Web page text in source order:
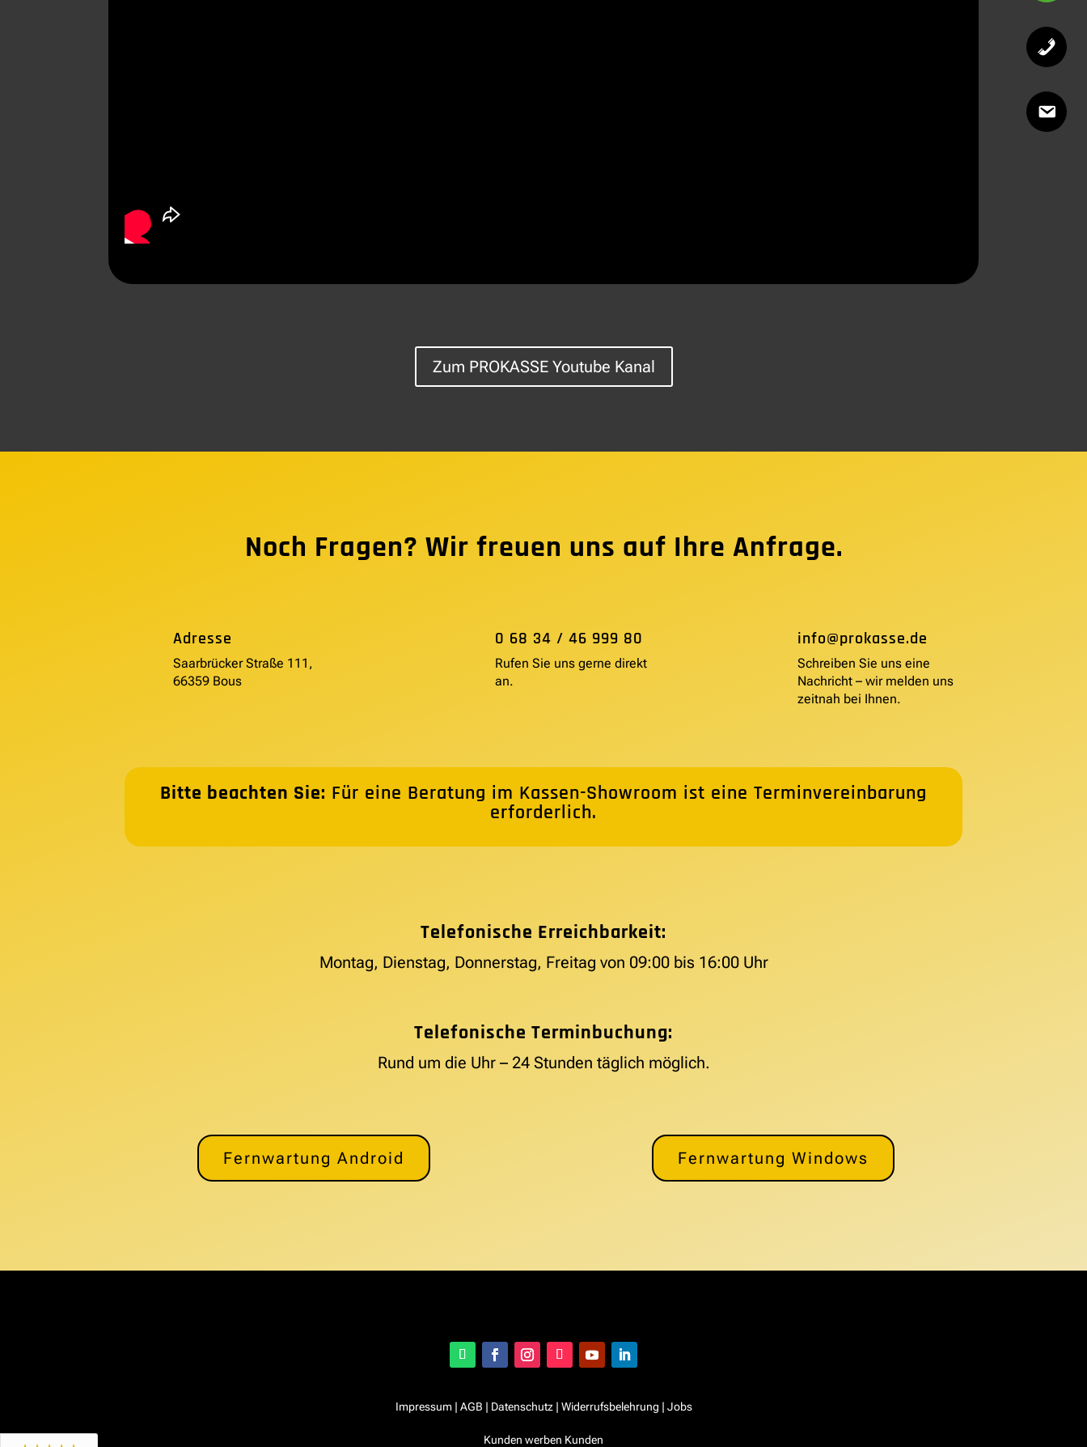
Zum PROKASSE Youtube Kanal
Noch Fragen? Wir freuen uns auf Ihre Anfrage.
Adresse
Saarbrücker Straße 111,
66359 Bous
0 68 34 / 46 999 80
Rufen Sie uns gerne direkt
an.
info@prokasse.de
Schreiben Sie uns eine
Nachricht – wir melden uns
zeitnah bei Ihnen.
Bitte beachten Sie: Für eine Beratung im Kassen-Showroom ist eine Terminvereinbarung
erforderlich.
Telefonische Erreichbarkeit:
Montag, Dienstag, Donnerstag, Freitag von 09:00 bis 16:00 Uhr
Telefonische Terminbuchung:
Rund um die Uhr – 24 Stunden täglich möglich.
Fernwartung Android Fernwartung Windows
Impressum| AGB | Datenschutz| Widerrufsbelehrung | Jobs
Kunden werben Kunden